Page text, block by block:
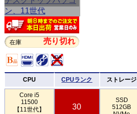
在庫 売り切れ
CPU CPUランク ストレージ
Core i5
11500
【11世代】
30
SSD
512GB